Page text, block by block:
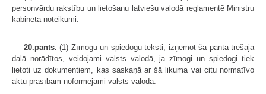
personvārdu rakstību un lietošanu latviešu valodā reglamentē Ministru
kabineta noteikumi.
20.pants. (1) Zīmogu un spiedogu teksti, izņemot šā panta trešajā
daļā norādītos, veidojami valsts valodā, ja zīmogi un spiedogi tiek
lietoti uz dokumentiem, kas saskaņā ar šā likuma vai citu normatīvo
aktu prasībām noformējami valsts valodā.